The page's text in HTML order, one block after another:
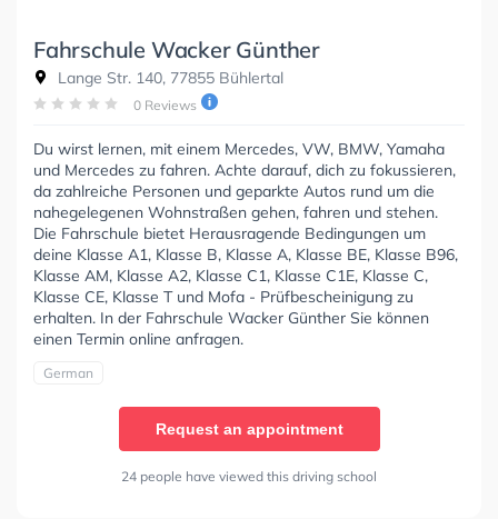
Fahrschule Wacker Günther
Lange Str. 140, 77855 Bühlertal
0 Reviews
Du wirst lernen, mit einem Mercedes, VW, BMW, Yamaha
und Mercedes zu fahren. Achte darauf, dich zu fokussieren,
da zahlreiche Personen und geparkte Autos rund um die
nahegelegenen Wohnstraßen gehen, fahren und stehen.
Die Fahrschule bietet Herausragende Bedingungen um
deine Klasse A1, Klasse B, Klasse A, Klasse BE, Klasse B96,
Klasse AM, Klasse A2, Klasse C1, Klasse C1E, Klasse C,
Klasse CE, Klasse T und Mofa - Prüfbescheinigung zu
erhalten. In der Fahrschule Wacker Günther Sie können
einen Termin online anfragen.
German
Request an appointment
24 people have viewed this driving school